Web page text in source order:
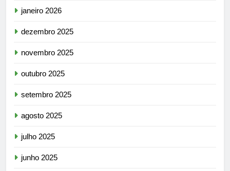
janeiro 2026
dezembro 2025
novembro 2025
outubro 2025
setembro 2025
agosto 2025
julho 2025
junho 2025